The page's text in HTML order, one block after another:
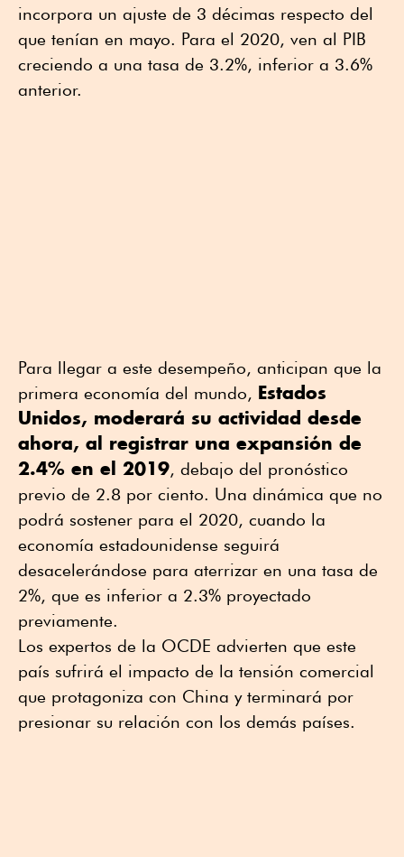
incorpora un ajuste de 3 décimas respecto del
que tenían en mayo. Para el 2020, ven al PIB
creciendo a una tasa de 3.2%, inferior a 3.6%
anterior.
Para llegar a este desempeño, anticipan que la
primera economía del mundo, Estados
Unidos, moderará su actividad desde
ahora, al registrar una expansión de
2.4% en el 2019, debajo del pronóstico
previo de 2.8 por ciento. Una dinámica que no
podrá sostener para el 2020, cuando la
economía estadounidense seguirá
desacelerándose para aterrizar en una tasa de
2%, que es inferior a 2.3% proyectado
previamente.
Los expertos de la OCDE advierten que este
país sufrirá el impacto de la tensión comercial
que protagoniza con China y terminará por
presionar su relación con los demás países.